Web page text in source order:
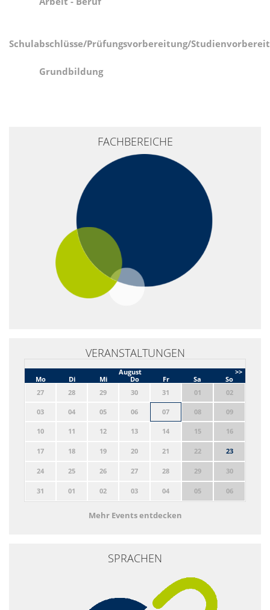
Schulabschlüsse/Prüfungsvorbereitung/
Grundbildung
FACHBEREICHE
VERANSTALTUNGEN
>>
August
Mo
Di Mi Do Fr Sa
So
27
28 29 30 31 01 02
03 04 05 06 07 08 09
10 11 12 13 14 15 16
17 18 19 20 21 22 23
24 25 26 27 28 29 30
31 01 02 03 04 05 06
Mehr Events entdecken
SPRACHEN